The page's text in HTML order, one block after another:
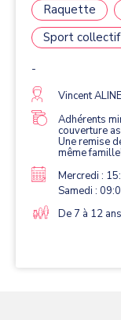
Raquette
Sport collectif
-
Vincent
Adhérents
couverture
Une remise
même
Mercredi :
Samedi :
De 7 à 12 ans